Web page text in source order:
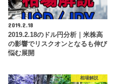
2019.2.18
2019.2.18のドル円分析｜米株高
の影響でリスクオンとなるも伸び
悩む展開
相場解説